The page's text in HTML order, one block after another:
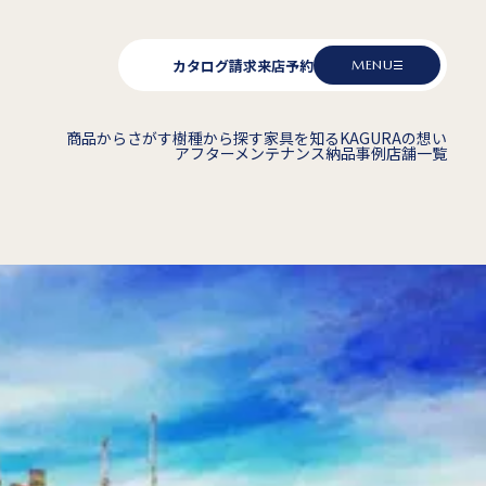
カタログ請求来店予約 MENU
商品からさがす樹種から探す家具を知るKAGURAの想い
アフターメンテナンス納品事例店舗一覧